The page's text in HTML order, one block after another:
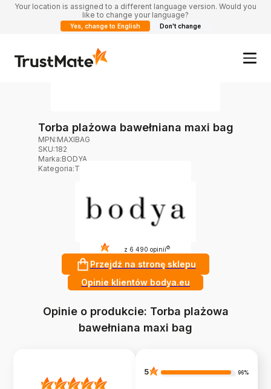
Your location is assigned to a different language version. Would you
like to change your language?
Yes, change to English Don't change
Torba plażowa bawełniana maxi bag
MPN:MAXIBAG
SKU:182
Marka:BODYA
Kategoria:Torby plażowe
4.8 z 6 490 opinii ?
Przejdź na stronę sklepu
Opinie klientów bodya.eu
Opinie o produkcie: Torba plażowa
bawełniana maxi bag
5 96%